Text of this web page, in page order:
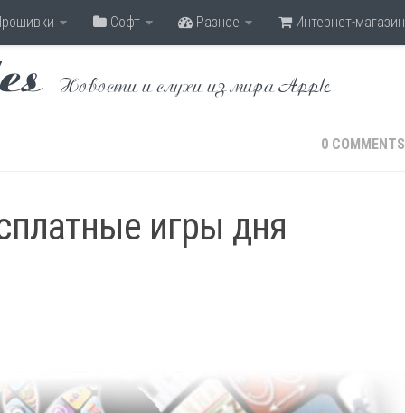
Софт Разное Интернет-магазин
Новости и слухи из мира Apple
0 COMMENTS
игры дня